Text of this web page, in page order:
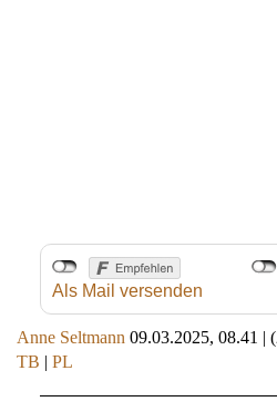
Als Mail versenden
Anne Seltmann 09.03.2025, 08.41 |
TB | PL